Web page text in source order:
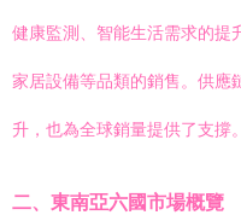
健康監測、智能生活需求的提
家居設備等品類的銷售。供應
升，也為全球銷量提供了支撐。
二、東南亞六國市場概覽